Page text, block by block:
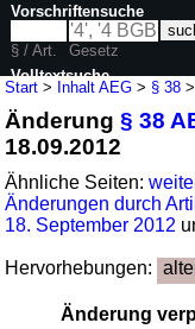
Start > Inhalt AEG > § 38
Änderung§ 38
18.09.2012
Ähnliche Seiten:
Änderungen durch
18. September 2012
Hervorhebungen:
Änderung
Vorschriftensuche
§ / Art.
Gesetz
Volltextsuche
nur in AEG